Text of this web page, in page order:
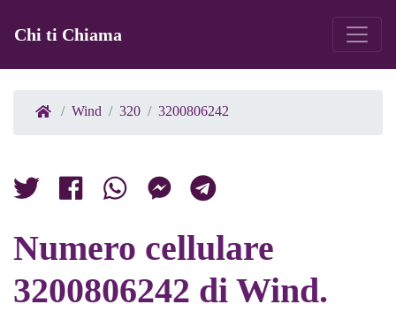
Chi ti Chiama
Wind 320 3200806242
Numero cellulare
3200806242 di Wind.